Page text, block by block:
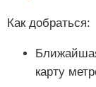
Как добраться:
карту